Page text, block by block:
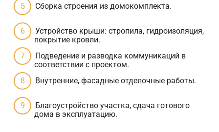
Сборка строения из домокомплекта.
Устройство крыши: стропила, гидроизоляция,
покрытие кровли.
Подведение и разводка коммуникаций в
соответствии с проектом.
Внутренние, фасадные отделочные работы.
Благоустройство участка, сдача готового
дома в эксплуатацию.